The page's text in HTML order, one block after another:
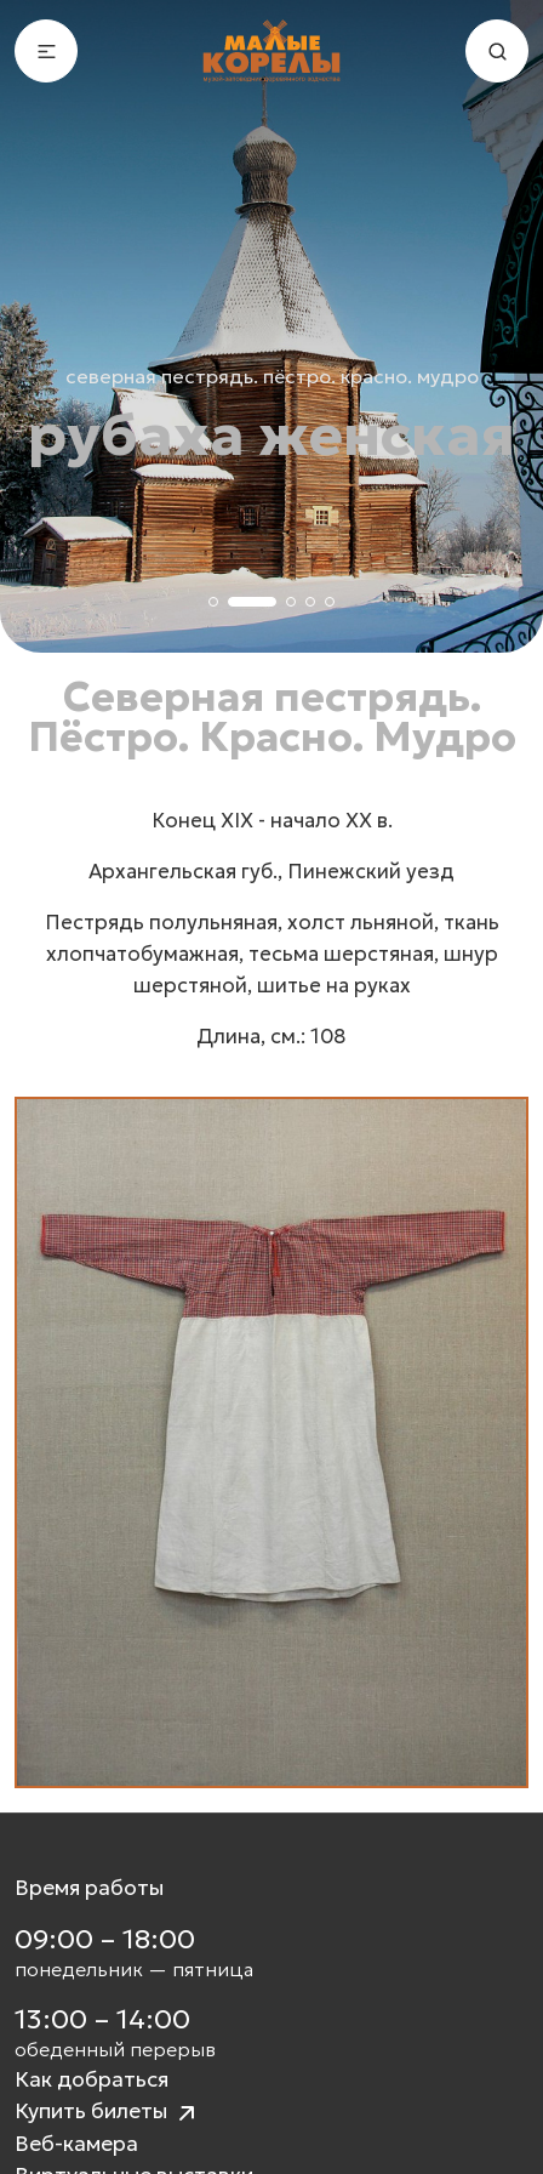
северная пестрядь. пёстро. красно. мудро
рубаха женская
Северная пестрядь.
Пёстро. Красно. Мудро
Конец ХIХ - начало ХХ в.
Архангельская губ., Пинежский уезд
Пестрядь полульняная, холст льняной, ткань
хлопчатобумажная, тесьма шерстяная, шнур
шерстяной, шитье на руках
Длина, см.: 108
Время работы
09:00 – 18:00
понедельник — пятница
13:00 – 14:00
обеденный перерыв
Как добраться
Купить билеты
Веб-камера